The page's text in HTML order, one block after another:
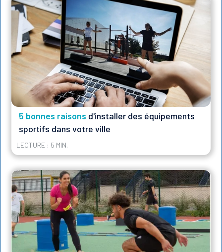
5 bonnes raisons d'installer des équipements
sportifs dans votre ville
LECTURE : 5 MIN.